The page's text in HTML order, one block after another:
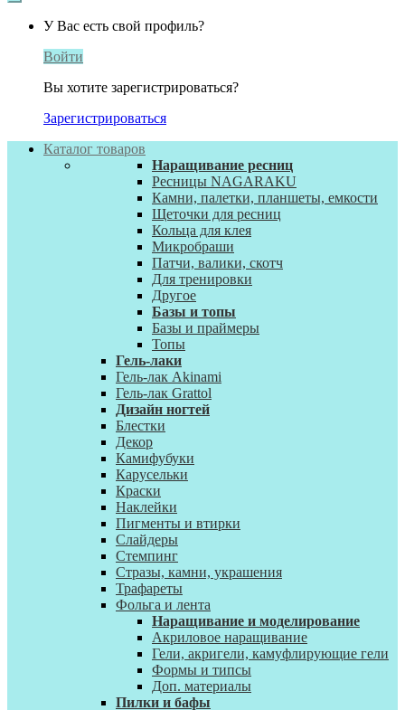
У Вас есть свой профиль?
Войти
Вы хотите зарегистрироваться?
Зарегистрироваться
Каталог товаров
Наращивание ресниц
Ресницы NAGARAKU
Камни, палетки, планшеты, емкости
Щеточки для ресниц
Кольца для клея
Микробраши
Патчи, валики, скотч
Для тренировки
Другое
Базы и топы
Базы и праймеры
Топы
Гель-лаки
Гель-лак Akinami
Гель-лак Grattol
Дизайн ногтей
Блестки
Декор
Камифубуки
Карусельки
Краски
Наклейки
Пигменты и втирки
Слайдеры
Стемпинг
Стразы, камни, украшения
Трафареты
Фольга и лента
Наращивание и моделирование
Акриловое наращивание
Гели, акригели, камуфлирующие гели
Формы и типсы
Доп. материалы
Пилки и бафы